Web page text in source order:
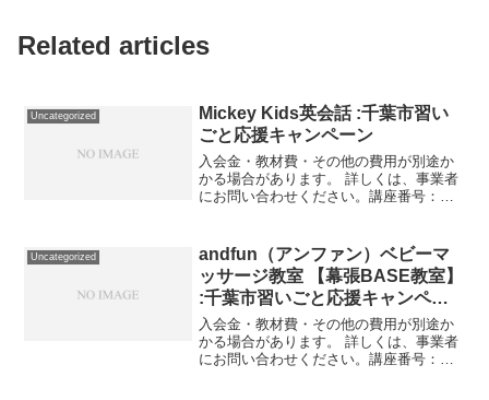
Related articles
Uncategorized
Mickey Kids英会話 :千葉市習い
ごと応援キャンペーン
入会金・教材費・その他の費用が別途か
かる場合があります。 詳しくは、事業者
にお問い合わせください。講座番号：
2022/03/31英会話レッスン（...
Uncategorized
andfun（アンファン）ベビーマ
ッサージ教室 【幕張BASE教室】
:千葉市習いごと応援キャンペー
ン
入会金・教材費・その他の費用が別途か
かる場合があります。 詳しくは、事業者
にお問い合わせください。講座番号：